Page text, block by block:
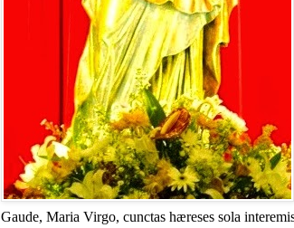
Gaude, Maria Virgo, cunctas hæreses sola